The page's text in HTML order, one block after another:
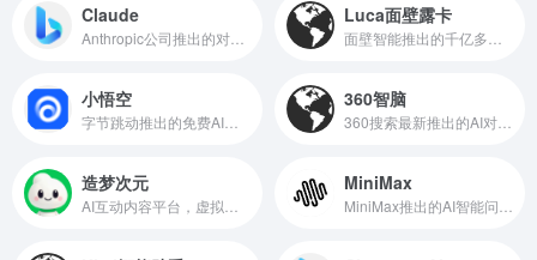
Claude Luca面壁露卡
小悟空 360智脑
造梦次元 MiniMax